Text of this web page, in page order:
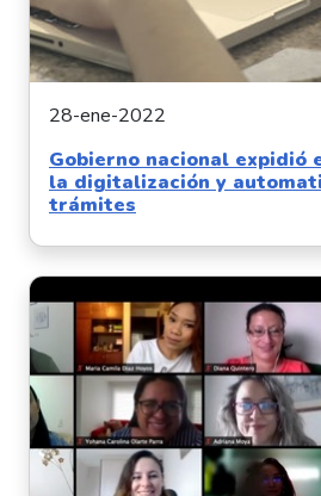
28-ene-2022
Gobierno nacional expidió
la digitalización y
trámites